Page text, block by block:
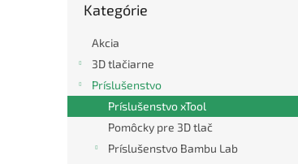
kategórie
Kategórie
Akcia
3D tlačiarne
Príslušenstvo
Príslušenstvo xTool
Pomôcky pre 3D tlač
Príslušenstvo Bambu Lab